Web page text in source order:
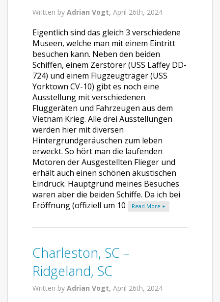
Written by Adrian Vogt, April 26th, 2024
Eigentlich sind das gleich 3 verschiedene
Museen, welche man mit einem Eintritt
besuchen kann. Neben den beiden
Schiffen, einem Zerstörer (USS Laffey DD-
724) und einem Flugzeugträger (USS
Yorktown CV-10) gibt es noch eine
Ausstellung mit verschiedenen
Fluggeräten und Fahrzeugen aus dem
Vietnam Krieg. Alle drei Ausstellungen
werden hier mit diversen
Hintergrundgeräuschen zum leben
erweckt. So hört man die laufenden
Motoren der Ausgestellten Flieger und
erhält auch einen schönen akustischen
Eindruck. Hauptgrund meines Besuches
waren aber die beiden Schiffe. Da ich bei
Eröffnung (offiziell um 10
Read More +
Charleston, SC –
Ridgeland, SC
Written by Adrian Vogt, April 26th, 2024